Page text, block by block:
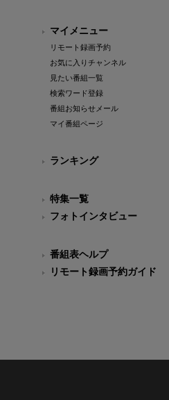
マイメニュー
リモート録画予約
お気に入りチャンネル
見たい番組一覧
検索ワード登録
番組お知らせメール
マイ番組ページ
ランキング
特集一覧
フォトインタビュー
番組表ヘルプ
リモート録画予約ガイド